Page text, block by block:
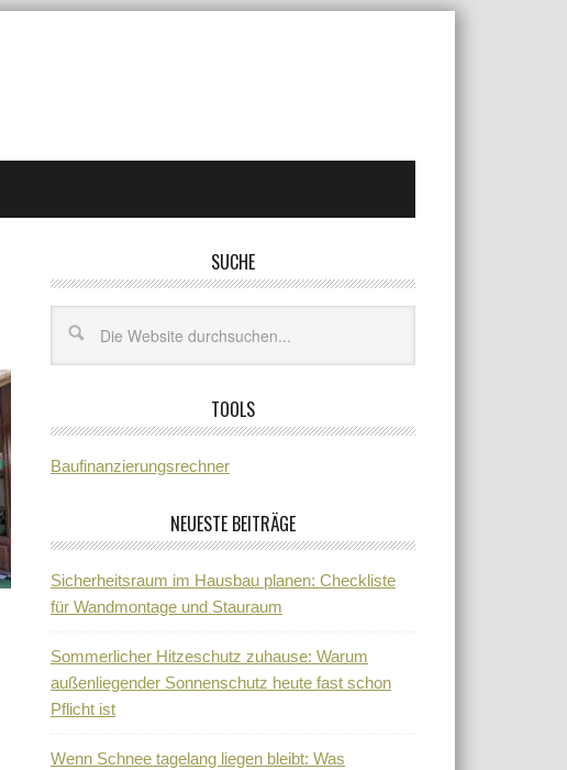
SUCHE
TOOLS
Baufinanzierungsrechner
NEUESTE BEITRÄGE
Sicherheitsraum im Hausbau planen: Checkliste
für Wandmontage und Stauraum
Sommerlicher Hitzeschutz zuhause: Warum
außenliegender Sonnenschutz heute fast schon
Pflicht ist
Wenn Schnee tagelang liegen bleibt: Was